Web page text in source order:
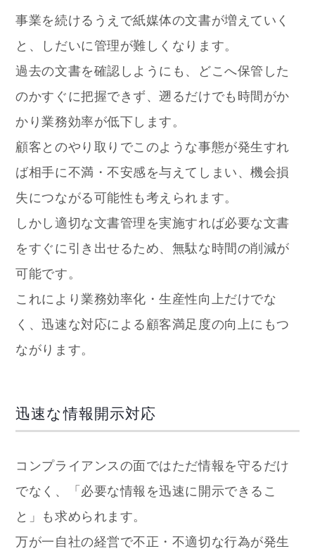
事業を続けるうえで紙媒体の文書が増えていく
と、しだいに管理が難しくなります。
過去の文書を確認しようにも、どこへ保管した
のかすぐに把握できず、遡るだけでも時間がか
かり業務効率が低下します。
顧客とのやり取りでこのような事態が発生すれ
ば相手に不満・不安感を与えてしまい、機会損
失につながる可能性も考えられます。
しかし適切な文書管理を実施すれば必要な文書
をすぐに引き出せるため、無駄な時間の削減が
可能です。
これにより業務効率化・生産性向上だけでな
く、迅速な対応による顧客満足度の向上にもつ
ながります。
迅速な情報開示対応
コンプライアンスの面ではただ情報を守るだけ
でなく、「必要な情報を迅速に開示できるこ
と」も求められます。
万が一自社の経営で不正・不適切な行為が発生